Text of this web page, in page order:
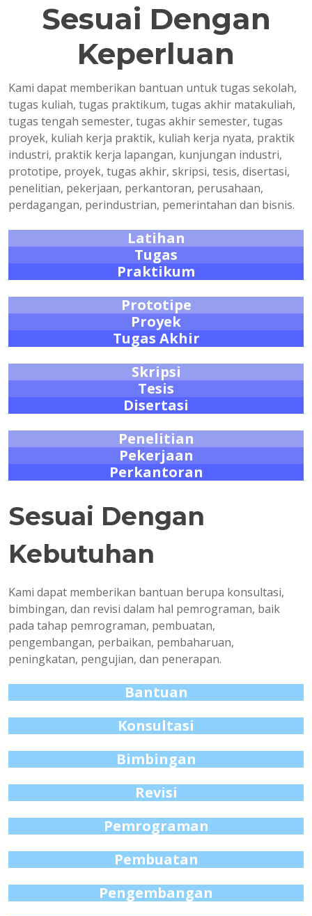
Sesuai Dengan
Keperluan
Kami dapat memberikan bantuan untuk tugas sekolah,
tugas kuliah, tugas praktikum, tugas akhir matakuliah,
tugas tengah semester, tugas akhir semester, tugas
proyek, kuliah kerja praktik, kuliah kerja nyata, praktik
industri, praktik kerja lapangan, kunjungan industri,
prototipe, proyek, tugas akhir, skripsi, tesis, disertasi,
penelitian, pekerjaan, perkantoran, perusahaan,
perdagangan, perindustrian, pemerintahan dan bisnis.
Latihan
Tugas
Praktikum
Prototipe
Proyek
Tugas Akhir
Skripsi
Tesis
Disertasi
Penelitian
Pekerjaan
Perkantoran
Sesuai Dengan
Kebutuhan
Kami dapat memberikan bantuan berupa konsultasi,
bimbingan, dan revisi dalam hal pemrograman, baik
pada tahap pemrograman, pembuatan,
pengembangan, perbaikan, pembaharuan,
peningkatan, pengujian, dan penerapan.
Bantuan
Konsultasi
Bimbingan
Revisi
Pemrograman
Pembuatan
Pengembangan